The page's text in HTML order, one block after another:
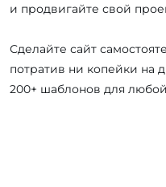
и продвигайте свой
Сделайте сайт
потратив ни копейки на
200+ шаблонов для